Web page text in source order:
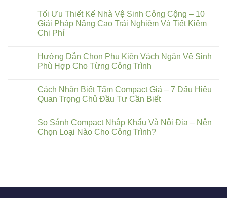
Tối Ưu Thiết Kế Nhà Vệ Sinh Công Cộng – 10
Giải Pháp Nâng Cao Trải Nghiệm Và Tiết Kiệm
Chi Phí
Hướng Dẫn Chọn Phụ Kiện Vách Ngăn Vệ Sinh
Phù Hợp Cho Từng Công Trình
Cách Nhận Biết Tấm Compact Giả – 7 Dấu Hiệu
Quan Trọng Chủ Đầu Tư Cần Biết
So Sánh Compact Nhập Khẩu Và Nội Địa – Nên
Chọn Loại Nào Cho Công Trình?